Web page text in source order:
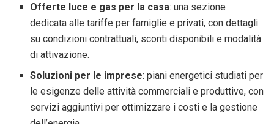
Offerte luce e gas per la casa: una sezione
dedicata alle tariffe per famiglie e privati, con dettagli
su condizioni contrattuali, sconti disponibili e modalità
di attivazione.
Soluzioni per le imprese: piani energetici studiati per
le esigenze delle attività commerciali e produttive, con
servizi aggiuntivi per ottimizzare i costi e la gestione